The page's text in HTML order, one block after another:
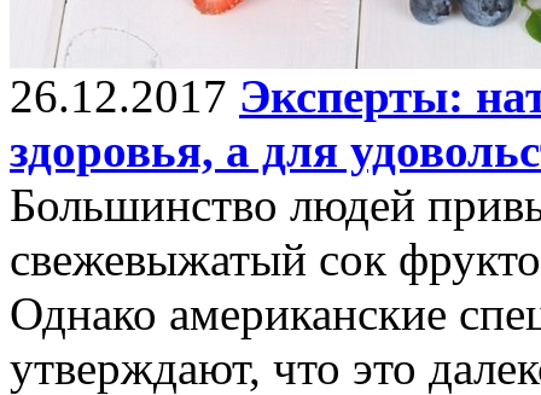
26.12.2017 Эксперты:
здоровья, а для
Большинство людей
свежевыжатый сок
Однако американские
утверждают, что это